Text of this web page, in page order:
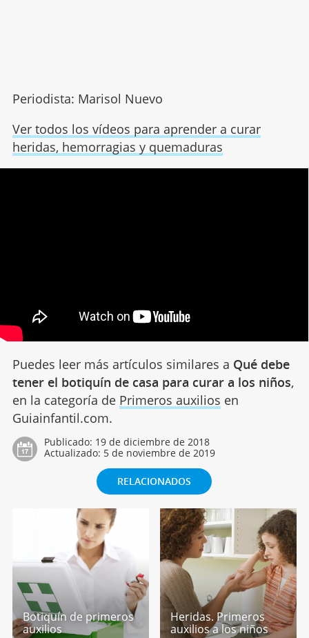
Periodista: Marisol Nuevo
Ver todos los vídeos para aprender a curar
heridas, hemorragias y quemaduras
Puedes leer más artículos similares a Qué debe
tener el botiquín de casa para curar a los niños,
en la categoría de Primeros auxilios en
Guiainfantil.com.
Publicado: 19 de diciembre de 2018
Actualizado: 5 de noviembre de 2019
RELACIONADOS
Botiquín de primeros
auxilios
Heridas. Primeros
auxilios a los niños